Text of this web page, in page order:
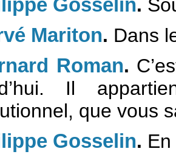
Gosselin.
Mariton. Dans
Roman.
Il
que vous
Gosselin.